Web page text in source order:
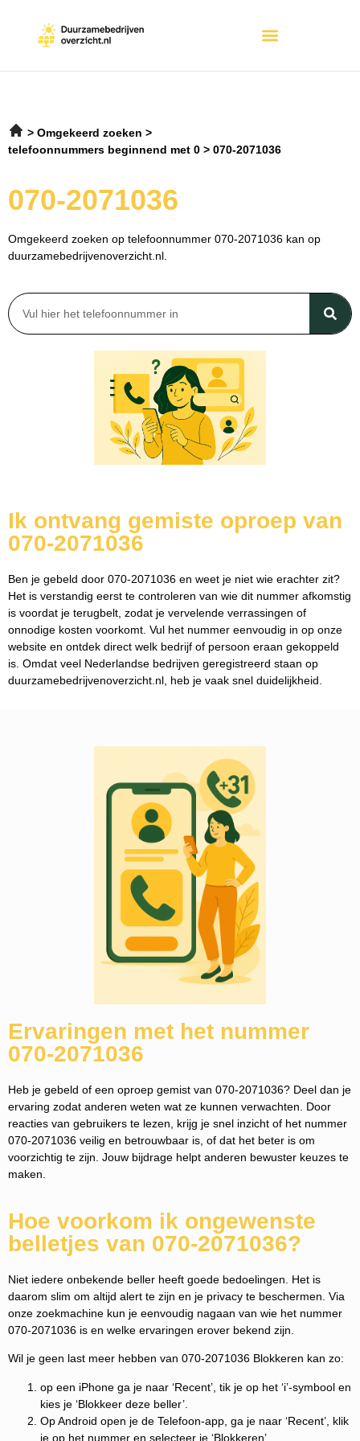
Omgekeerd zoeken
telefoonnummers beginnend met 0
070-2071036
070-2071036
Omgekeerd zoeken op telefoonnummer 070-2071036 kan op
duurzamebedrijvenoverzicht.nl.
Ik ontvang gemiste oproep van
070-2071036
Ben je gebeld door 070-2071036 en weet je niet wie erachter zit?
Het is verstandig eerst te controleren van wie dit nummer afkomstig
is voordat je terugbelt, zodat je vervelende verrassingen of
onnodige kosten voorkomt. Vul het nummer eenvoudig in op onze
website en ontdek direct welk bedrijf of persoon eraan gekoppeld
is. Omdat veel Nederlandse bedrijven geregistreerd staan op
duurzamebedrijvenoverzicht.nl, heb je vaak snel duidelijkheid.
Ervaringen met het nummer
070-2071036
Heb je gebeld of een oproep gemist van 070-2071036? Deel dan je
ervaring zodat anderen weten wat ze kunnen verwachten. Door
reacties van gebruikers te lezen, krijg je snel inzicht of het nummer
070-2071036 veilig en betrouwbaar is, of dat het beter is om
voorzichtig te zijn. Jouw bijdrage helpt anderen bewuster keuzes te
maken.
Hoe voorkom ik ongewenste
belletjes van 070-2071036?
Niet iedere onbekende beller heeft goede bedoelingen. Het is
daarom slim om altijd alert te zijn en je privacy te beschermen. Via
onze zoekmachine kun je eenvoudig nagaan van wie het nummer
070-2071036 is en welke ervaringen erover bekend zijn.
Wil je geen last meer hebben van 070-2071036 Blokkeren kan zo:
op een iPhone ga je naar ‘Recent’, tik je op het ‘i’-symbool en
kies je ‘Blokkeer deze beller’.
Op Android open je de Telefoon-app, ga je naar ‘Recent’, klik
je op het nummer en selecteer je ‘Blokkeren’.